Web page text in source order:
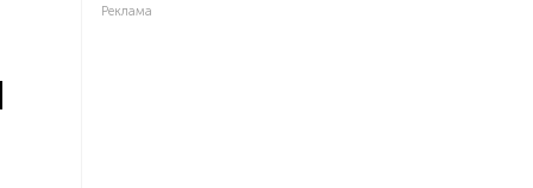
Реклама